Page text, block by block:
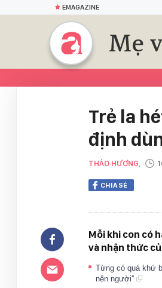
EMAGAZINE
Mẹ
Trẻ la
định
THẢO HƯƠNG,
CHIA SẺ
Mỗi khi con có
và nhận thức
Từng có quá khứ
nên người''